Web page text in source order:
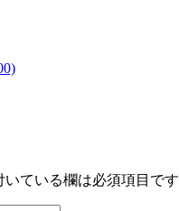
いている欄は必須項目です